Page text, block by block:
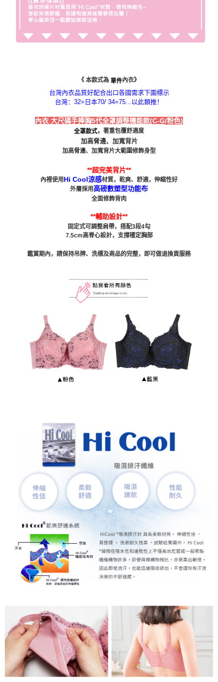
《 本款式為 單件內衣》
台灣內衣品質好配合出口各國需求下圍標示
台灣：32=日本70/ 34=75...以此類推！
內衣 大尺碼手捧胸5代全罩調整機能款(C-G/粉色)
全罩款式， 著重包覆舒適度
加高脅邊、加寬背片
加高脅邊、加寬背片大範圍修飾身型
**超完美背片**
內裡使用 Hi Cool涼感材質，乾爽、舒適，伸縮性好
外層採用高磅數塑型功能布
全面修飾背肉
**輔助設計**
固定式可調整肩帶，搭配3段4勾
7.5cm高脊心設計，支撐穩定胸部
鑑賞期內，請保持吊牌、洗標及商品的完整，即可做退換貨服務